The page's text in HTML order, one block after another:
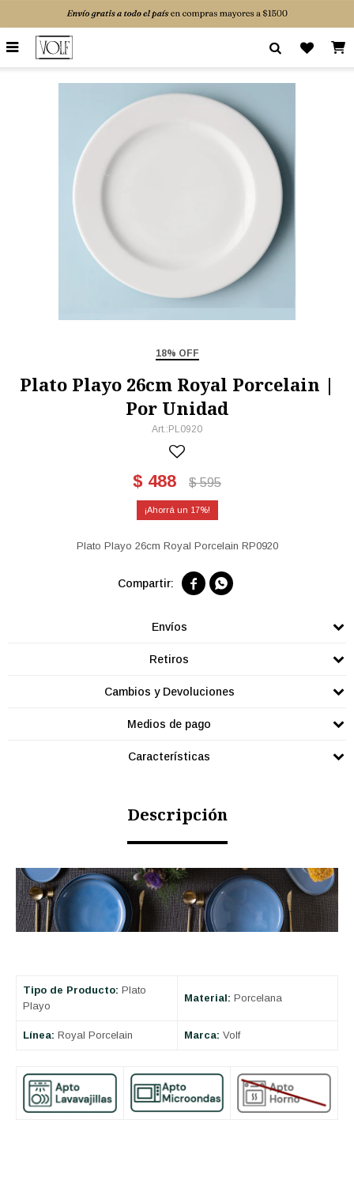

18% OFF
Plato Playo 26cm Royal Porcelain |
Por Unidad
PL0920
$ 488 $ 595
17
Plato Playo 26cm Royal Porcelain RP0920
 
Envíos
Retiros
Cambios y Devoluciones
Medios de pago
Características
Descripción
Tipo de Producto: Plato
Playo
Material: Porcelana
Línea: Royal Porcelain Marca: Volf